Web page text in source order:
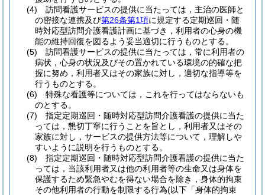
(4)
訪問看護サービスの提供に当たっては，主治の医師と
の密接な連携及び第26条第1項に規定する定期巡回・随
時対応型訪問介護看護計画に基づき，利用者の心身の機
能の維持回復を図るよう妥当適切に行うものとする。
(5)
訪問看護サービスの提供に当たっては，常に利用者の
病状，心身の状況及びその置かれている環境の的確な把
握に努め，利用者又はその家族に対し，適切な指導等を
行うものとする。
(6)
特殊な看護等については，これを行ってはならないも
のとする。
(7)
指定定期巡回・随時対応型訪問介護看護の提供に当た
っては，懇切丁寧に行うことを旨とし，利用者又はその
家族に対し，サービスの提供方法等について，理解しや
すいように説明を行うものとする。
(8)
指定定期巡回・随時対応型訪問介護看護の提供に当た
っては，当該利用者又は他の利用者等の生命又は身体を
保護するため緊急やむを得ない場合を除き，身体的拘束
その他利用者の行動を制限する行為(以下「身体的拘束